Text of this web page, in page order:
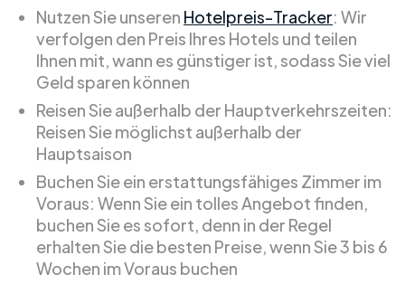
Nutzen Sie unseren Hotelpreis-Tracker: Wir
verfolgen den Preis Ihres Hotels und teilen
Ihnen mit, wann es günstiger ist, sodass Sie viel
Geld sparen können
Reisen Sie außerhalb der Hauptverkehrszeiten:
Reisen Sie möglichst außerhalb der
Hauptsaison
Buchen Sie ein erstattungsfähiges Zimmer im
Voraus: Wenn Sie ein tolles Angebot finden,
buchen Sie es sofort, denn in der Regel
erhalten Sie die besten Preise, wenn Sie 3 bis 6
Wochen im Voraus buchen